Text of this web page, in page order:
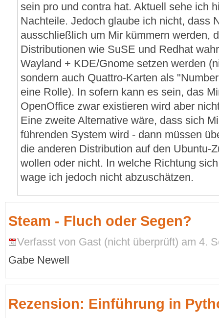
sein pro und contra hat. Aktuell sehe ich
Nachteile. Jedoch glaube ich nicht, dass
ausschließlich um Mir kümmern werden,
Distributionen wie SuSE und Redhat
Wayland + KDE/Gnome setzen werden
sondern auch Quattro-Karten als
eine Rolle). In sofern kann es sein, das
OpenOffice zwar existieren wird aber
Eine zweite Alternative wäre, dass sich
führenden System wird - dann müssen
die anderen Distribution auf den Ubuntu-
wollen oder nicht. In welche Richtung
wage ich jedoch nicht abzuschätzen.
Steam - Fluch oder Segen?
Verfasst von Gast (nicht überprüft) am 4.
Gabe Newell
Rezension: Einführung in